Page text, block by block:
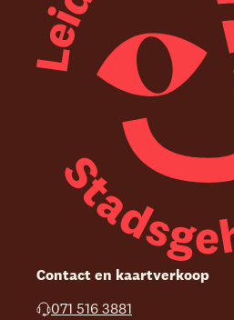
Contact en kaartverkoop
071 516 3881